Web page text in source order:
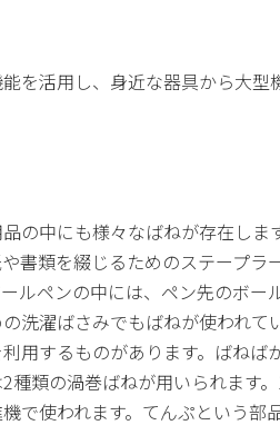
を活用し、身近な器具から大型
の中にも様々なばねが存在し
書類を綴じるためのステープ
ルペンの中には、ペン先のボー
洗濯ばさみでもばねが使われ
用するものがあります。ばねば
種類の渦巻ばねが用いられます
で使われます。てんぷという部